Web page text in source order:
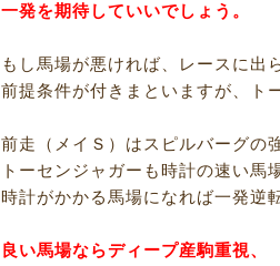
一発を期待していいでしょう。
もし馬場が悪ければ、レースに出
前提条件が付きまといますが、ト
前走（メイＳ）はスピルバーグの
トーセンジャガーも時計の速い馬
時計がかかる馬場になれば一発逆
良い馬場ならディープ産駒重視、